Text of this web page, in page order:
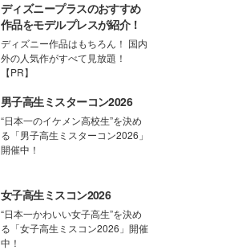
ディズニープラスのおすすめ
作品をモデルプレスが紹介！
ディズニー作品はもちろん！ 国内
外の人気作がすべて見放題！
【PR】
男子高生ミスターコン2026
“日本一のイケメン高校生”を決め
る「男子高生ミスターコン2026」
開催中！
女子高生ミスコン2026
“日本一かわいい女子高生”を決め
る「女子高生ミスコン2026」開催
中！